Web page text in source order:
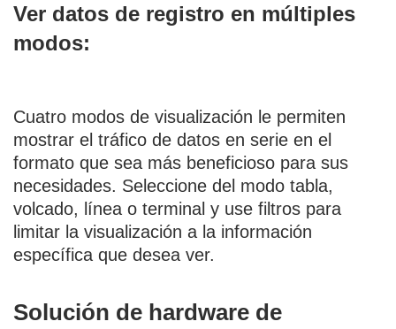
Ver datos de registro en múltiples
modos:
Cuatro modos de visualización le permiten
mostrar el tráfico de datos en serie en el
formato que sea más beneficioso para sus
necesidades. Seleccione del modo tabla,
volcado, línea o terminal y use filtros para
limitar la visualización a la información
específica que desea ver.
Solución de hardware de